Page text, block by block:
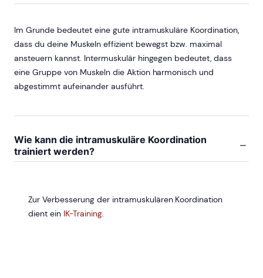
Im Grunde bedeutet eine gute intramuskuläre Koordination,
dass du deine Muskeln effizient bewegst bzw. maximal
ansteuern kannst. Intermuskulär hingegen bedeutet, dass
eine Gruppe von Muskeln die Aktion harmonisch und
abgestimmt aufeinander ausführt.
Wie kann die intramuskuläre Koordination
trainiert werden?
Zur Verbesserung der intramuskulären Koordination
dient ein IK-Training.